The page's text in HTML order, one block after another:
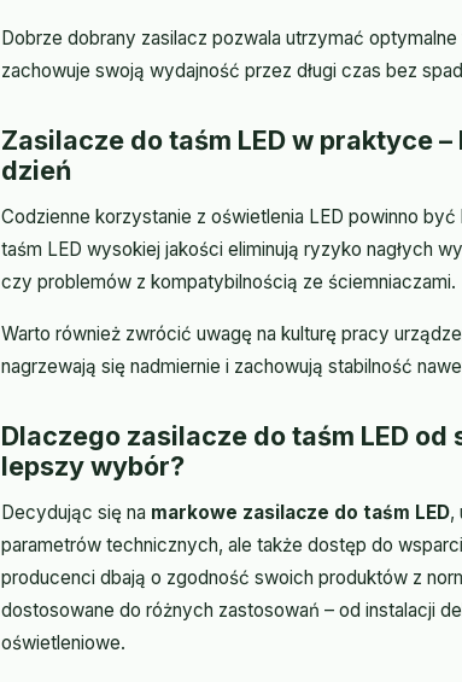
Dobrze dobrany zasilacz pozwala utrzymać
zachowuje swoją wydajność przez długi czas bez
Zasilacze do taśm LED w praktyce
dzień
Codzienne korzystanie z oświetlenia LED powinno
taśm LED wysokiej jakości eliminują ryzyko nagłych
czy problemów z kompatybilnością ze ściemniaczami.
Warto również zwrócić uwagę na kulturę pracy
nagrzewają się nadmiernie i zachowują stabilność
Dlaczego zasilacze do taśm LED
lepszy wybór?
Decydując się na markowe zasilacze do taśm LED,
parametrów technicznych, ale także dostęp do
producenci dbają o zgodność swoich produktów z
dostosowane do różnych zastosowań – od instalacji
oświetleniowe.